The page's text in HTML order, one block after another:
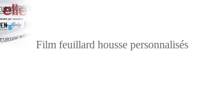
Film feuillard housse personnalisés